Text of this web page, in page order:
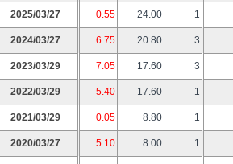
2025/03/27 0.55 24.00 1
2024/03/27 6.75 20.80 3
2023/03/29 7.05 17.60 3
2022/03/29 5.40 17.60 1
2021/03/29 0.05 8.80 1
2020/03/27 5.10 8.00 1